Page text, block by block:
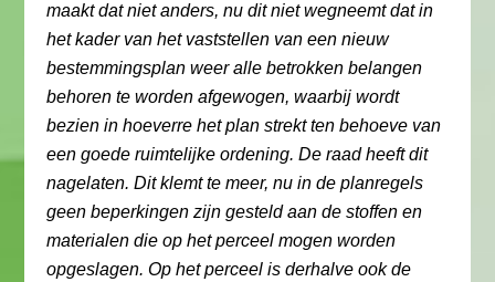
maakt dat niet anders, nu dit niet wegneemt dat in
het kader van het vaststellen van een nieuw
bestemmingsplan weer alle betrokken belangen
behoren te worden afgewogen, waarbij wordt
bezien in hoeverre het plan strekt ten behoeve van
een goede ruimtelijke ordening. De raad heeft dit
nagelaten. Dit klemt te meer, nu in de planregels
geen beperkingen zijn gesteld aan de stoffen en
materialen die op het perceel mogen worden
opgeslagen. Op het perceel is derhalve ook de